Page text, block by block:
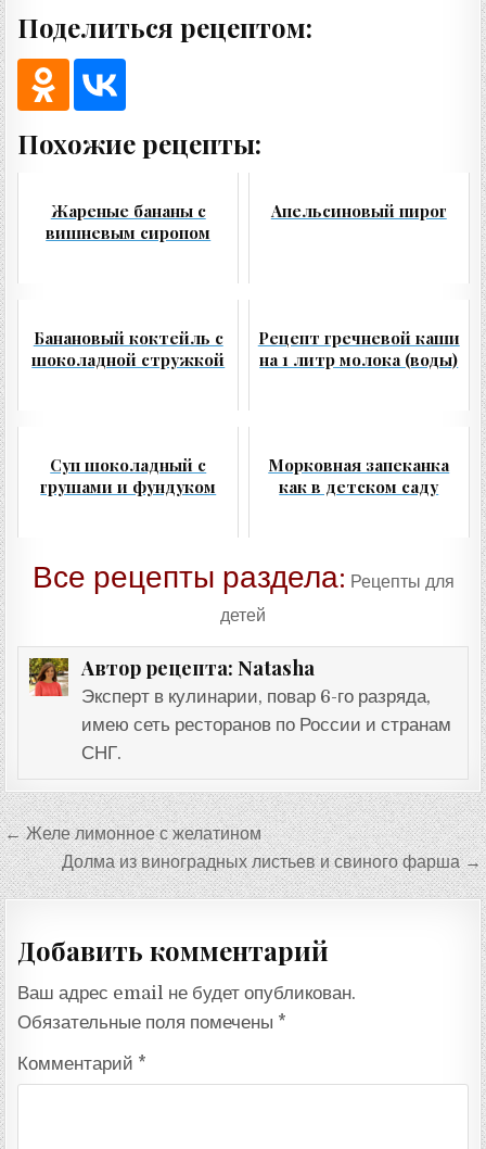
Поделиться рецептом:
Похожие рецепты:
Жареные бананы с
вишневым сиропом
Апельсиновый пирог
Банановый коктейль с
шоколадной стружкой
Рецепт гречневой каши
на 1 литр молока (воды)
Суп шоколадный с
грушами и фундуком
Морковная запеканка
как в детском саду
Все рецепты раздела: Рецепты для
детей
Автор рецепта: Natasha
Эксперт в кулинарии, повар 6-го разряда,
имею сеть ресторанов по России и странам
СНГ.
Навигация
по
записям
← Желе лимонное с желатином
Долма из виноградных листьев и свиного фарша →
Добавить комментарий
Ваш адрес email не будет опубликован.
Обязательные поля помечены *
Комментарий *